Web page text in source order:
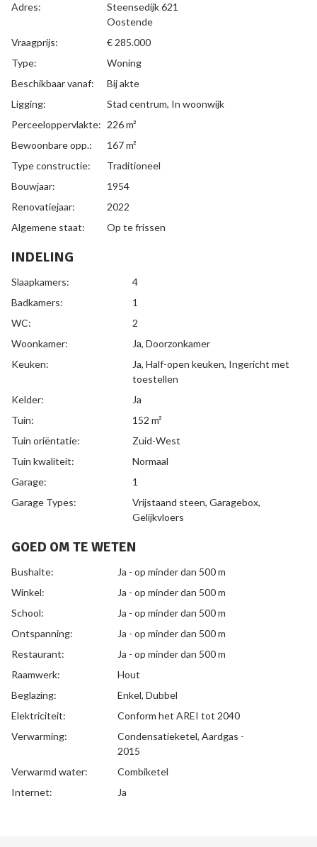
ALGEMEEN
Adres:
Steensedijk 621
Oostende
Vraagprijs:
€ 285.000
Type:
Woning
Beschikbaar vanaf:
Bij akte
Ligging:
Stad centrum, In woonwijk
Perceeloppervlakte: 226 m²
Bewoonbare opp.:
167 m²
Type constructie:
Traditioneel
Bouwjaar:
1954
Renovatiejaar:
2022
Algemene staat:
Op te frissen
INDELING
Slaapkamers:
4
Badkamers:
1
WC:
2
Woonkamer:
Ja, Doorzonkamer
Keuken:
Ja, Half-open keuken, Ingericht met
toestellen
Kelder:
Ja
Tuin:
152 m²
Tuin oriëntatie:
Zuid-West
Tuin kwaliteit:
Normaal
Garage:
1
Garage Types:
Vrijstaand steen, Garagebox,
Gelijkvloers
GOED OM TE WETEN
Bushalte:
Ja - op minder dan 500 m
Winkel:
Ja - op minder dan 500 m
School:
Ja - op minder dan 500 m
Ontspanning:
Ja - op minder dan 500 m
Restaurant:
Ja - op minder dan 500 m
Raamwerk:
Hout
Beglazing:
Enkel, Dubbel
Elektriciteit:
Conform het AREI tot 2040
Verwarming:
Condensatieketel, Aardgas -
2015
Verwarmd water:
Combiketel
Internet:
Ja